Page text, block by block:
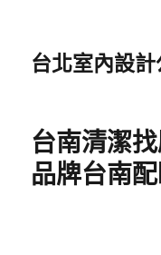
台北室內設
台南清潔
品牌台南